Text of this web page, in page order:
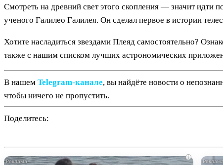
Смотреть на древний свет этого скопления — значит идти
ученого Галилео Галилея. Он сделал первое в истории
Хотите насладиться звездами Плеяд самостоятельно?
также с нашим списком лучших астрономических
В нашем Telegram‑канале, вы найдёте новости о
чтобы ничего не пропустить.
Поделитесь:
i